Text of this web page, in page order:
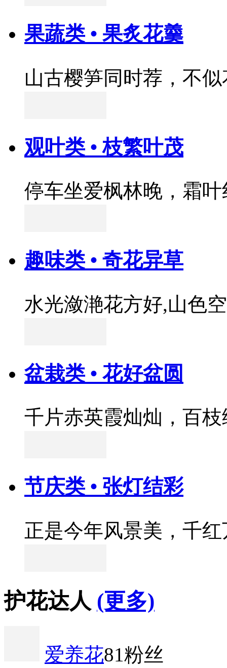
果蔬类 • 果炙花羹
山古樱笋同时荐，不
观叶类 • 枝繁叶茂
停车坐爱枫林晚，霜
趣味类 • 奇花异草
水光潋滟花方好,山色
盆栽类 • 花好盆圆
千片赤英霞灿灿，百
节庆类 • 张灯结彩
正是今年风景美，千
护花达人 (更多)
爱养花81粉丝